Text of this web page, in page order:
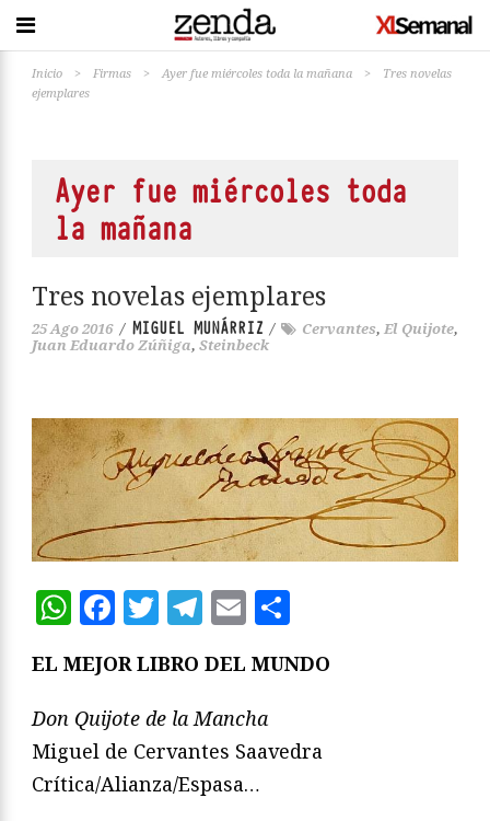
Inicio > Firmas > Ayer fue miércoles toda la mañana >
Tres novelas
ejemplares
Ayer fue miércoles toda
la mañana
Tres novelas ejemplares
25 Ago 2016 / MIGUEL MUNÁRRIZ / Cervantes, El Quijote,
Juan Eduardo Zúñiga, Steinbeck
WhatsApp
Facebook
Twitter
Telegram
Email
EL MEJOR LIBRO DEL MUNDO
Don Quijote de la Mancha
Miguel de Cervantes Saavedra
Crítica/Alianza/Espasa…